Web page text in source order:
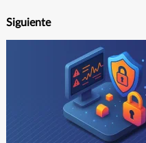
Siguiente